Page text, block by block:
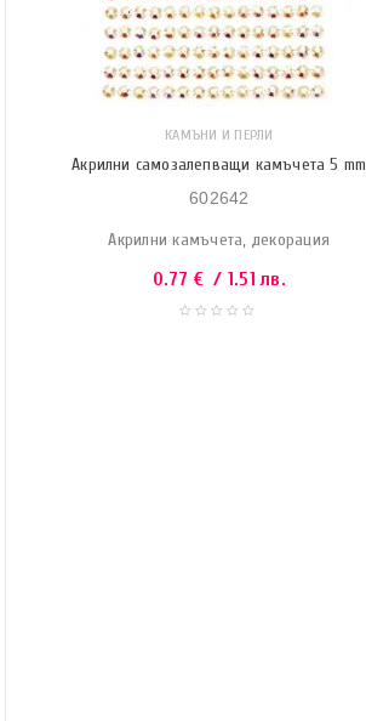
КАМЪНИ И ПЕРЛИ
Акрилни самозалепващи камъчета 5 mm
602642
Акрилни камъчета, декорация
0.77 € / 1.51 лв.